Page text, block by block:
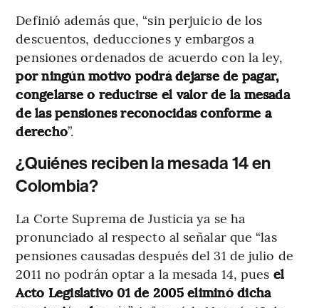
Definió además que, “sin perjuicio de los
descuentos, deducciones y embargos a
pensiones ordenados de acuerdo con la ley,
por ningún motivo podrá dejarse de pagar,
congelarse o reducirse el valor de la mesada
de las pensiones reconocidas conforme a
derecho”.
¿Quiénes reciben la mesada 14 en
Colombia?
La Corte Suprema de Justicia ya se ha
pronunciado al respecto al señalar que “las
pensiones causadas después del 31 de julio de
2011 no podrán optar a la mesada 14, pues el
Acto Legislativo 01 de 2005 eliminó dicha